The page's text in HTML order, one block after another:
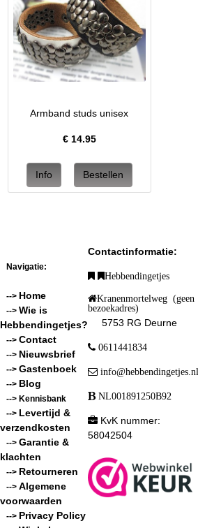
Armband studs unisex
€ 14.95
Navigatie:
--> Home
--> Wie is
Hebbendingetjes?
--> Contact
--> Nieuwsbrief
--> Gastenboek
--> Blog
--> Kennisbank
--> Levertijd &
verzendkosten
--> Garantie &
klachten
--> Retourneren
--> Algemene
voorwaarden
--> Privacy Policy
Contactinformatie:
Hebbendingetjes
Kranenmortelweg (geen
bezoekadres)
5753 RG Deurne
0611441834
info@hebbendingetjes.nl
NL001891250B92
KvK nummer:
58042504